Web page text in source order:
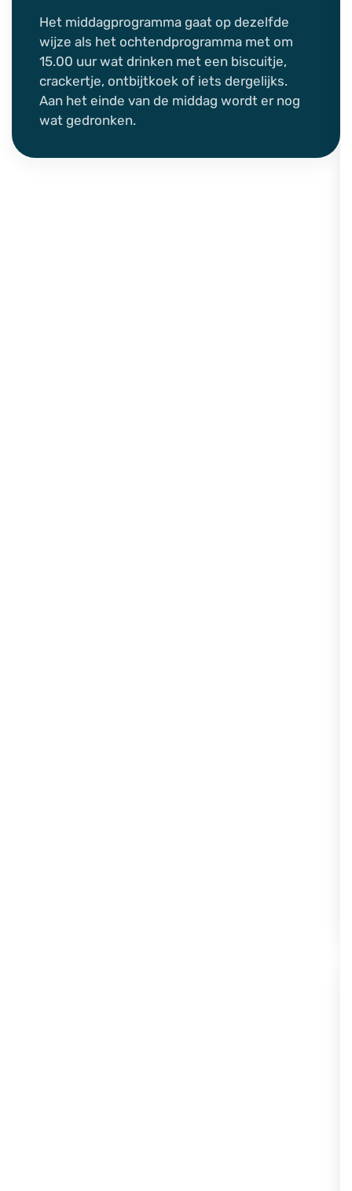
Het middagprogramma gaat op dezelfde
wijze als het ochtendprogramma met om
15.00 uur wat drinken met een biscuitje,
crackertje, ontbijtkoek of iets dergelijks.
Aan het einde van de middag wordt er nog
wat gedronken.